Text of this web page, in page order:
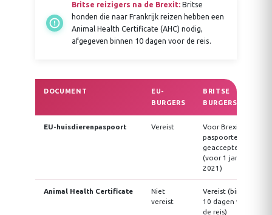
Britse reizigers na de Brexit: Britse
honden die naar Frankrijk reizen hebben een
Animal Health Certificate (AHC) nodig,
afgegeven binnen 10 dagen voor de reis.
DOCUMENT
EU-
BURGERS
BRITSE
BURGERS
EU-huisdierenpaspoort Vereist
Voor Brexit
paspoorten
geaccepteerd
(voor 1 jan
2021)
Animal Health Certificate
Niet
vereist
Vereist (binnen
10 dagen voor
de reis)